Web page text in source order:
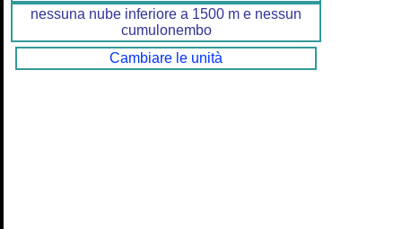
nessuna nube inferiore a 1500 m e nessun
cumulonembo
Cambiare le unità